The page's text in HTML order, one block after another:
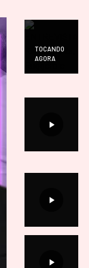
TOCANDO
AGORA